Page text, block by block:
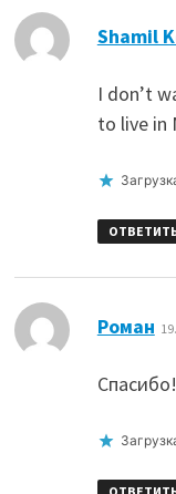
Shamil
I don’t
to live in
Роман
Спасибо!